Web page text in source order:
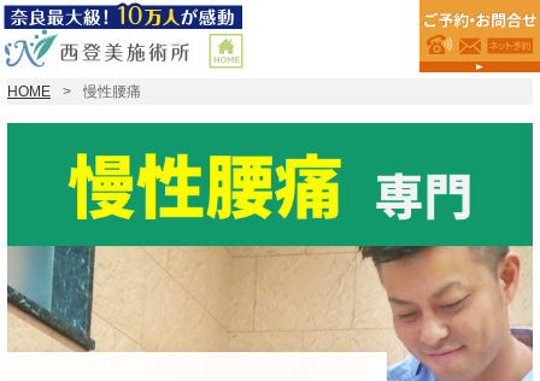
HOME 慢性腰痛